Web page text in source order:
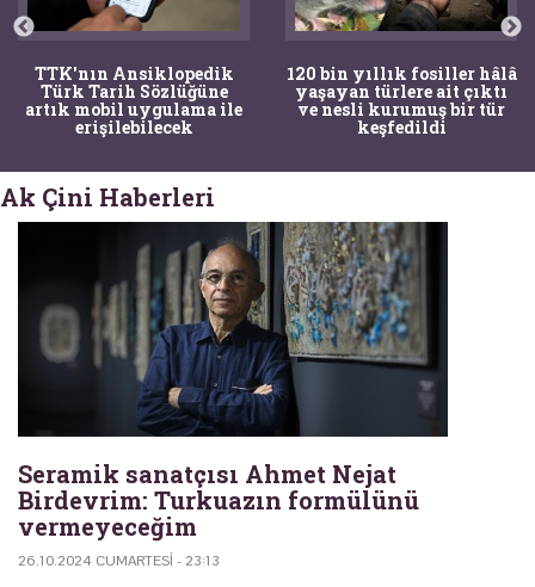
TTK'nın Ansiklopedik
Türk Tarih Sözlüğüne
artık mobil uygulama ile
erişilebilecek
120 bin yıllık fosiller hâlâ
yaşayan türlere ait çıktı
ve nesli kurumuş bir tür
keşfedildi
Ak Çini Haberleri
Seramik sanatçısı Ahmet Nejat
Birdevrim: Turkuazın formülünü
vermeyeceğim
26.10.2024 CUMARTESI - 23:13